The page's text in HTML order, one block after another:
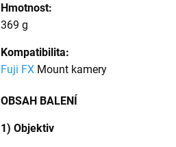
Hmotnost:
369 g
Kompatibilita:
Fuji FX Mount kamery
OBSAH BALENÍ
1) Objektiv